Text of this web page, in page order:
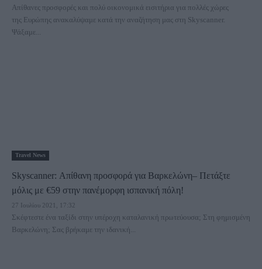
Απίθανες προσφορές και πολύ οικονομικά εισιτήρια για πολλές χώρες
της Ευρώπης ανακαλύψαμε κατά την αναζήτηση μας στη Skyscanner.
Ψάξαμε...
Travel News
Skyscanner: Απίθανη προσφορά για Βαρκελώνη– Πετάξτε
μόλις με €59 στην πανέμορφη ισπανική πόλη!
27 Ιουλίου 2021, 17:32
Σκέφτεστε ένα ταξίδι στην υπέροχη καταλανική πρωτεύουσα; Στη φημισμένη
Βαρκελώνη; Σας βρήκαμε την ιδανική...